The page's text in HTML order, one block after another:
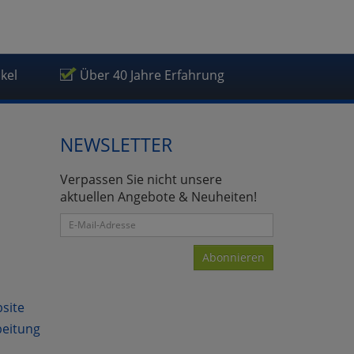
Über 40 Jahre Erfahrung
NEWSLETTER
Verpassen Sie nicht unsere
aktuellen Angebote & Neuheiten!
Abonnieren